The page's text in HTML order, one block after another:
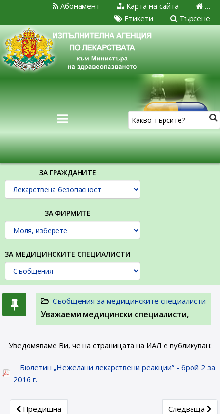
…
Карта на сайта
Абонамент
Търсене
Етикети
ЗА ГРАЖДАНИТЕ
ЗА ФИРМИТЕ
ЗА МЕДИЦИНСКИТЕ СПЕЦИАЛИСТИ
Съобщения за медицинските специалисти
Уважаеми медицински специалисти,
Уведомяваме Ви, че на страницата на ИАЛ е публикуван:
Бюлетин „Нежелани лекарствени реакции” - брой 2 за
2016 г.
Previous article: Уважаеми медицински специалисти,
Предишна Next article:
Следваща